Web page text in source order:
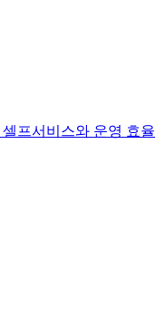
프서비스와 운영 효율